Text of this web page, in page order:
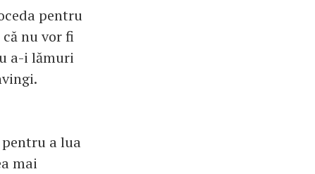
pentru
nu vor fi
a-i lămuri
a lua
mai